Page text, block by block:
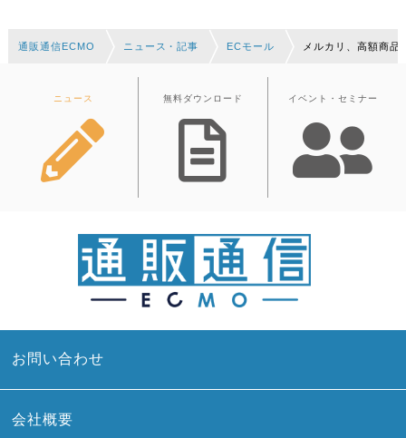
通販通信ECMO ニュース・記事 ECモール メルカリ、高額商品
ニュース 無料ダウンロード イベント・セミナー
お問い合わせ
会社概要